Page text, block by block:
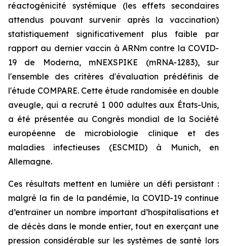
réactogénicité systémique (les effets secondaires
attendus pouvant survenir après la vaccination)
statistiquement significativement plus faible par
rapport au dernier vaccin à ARNm contre la COVID-
19 de Moderna, mNEXSPIKE (mRNA-1283), sur
l'ensemble des critères d'évaluation prédéfinis de
l'étude COMPARE. Cette étude randomisée en double
aveugle, qui a recruté 1 000 adultes aux États-Unis,
a été présentée au Congrès mondial de la Société
européenne de microbiologie clinique et des
maladies infectieuses (ESCMID) à Munich, en
Allemagne.
Ces résultats mettent en lumière un défi persistant :
malgré la fin de la pandémie, la COVID-19 continue
d’entraîner un nombre important d’hospitalisations et
de décès dans le monde entier, tout en exerçant une
pression considérable sur les systèmes de santé lors